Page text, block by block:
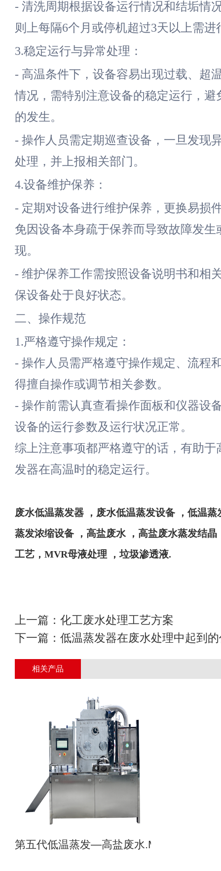
- 清洗周期根据设备运行情况和结垢情
则上每隔6个月或停机超过3天以上需进
3.稳定运行与异常处理：
- 高温条件下，设备容易出现过载、超
情况，需特别注意设备的稳定运行，避
的发生。
- 操作人员需定期巡查设备，一旦发现
处理，并上报相关部门。
4.设备维护保养：
- 定期对设备进行维护保养，更换易损
免因设备本身疏于保养而导致故障发生
现。
- 维护保养工作需按照设备说明书和相
保设备处于良好状态。
二、操作规范
1.严格遵守操作规定：
- 操作人员需严格遵守操作规定、流程
得擅自操作或调节相关参数。
- 操作前需认真查看操作面板和仪器设
设备的运行参数及运行状况正常。
综上注意事项都严格遵守的话，有助于
发器在高温时的稳定运行。
废水低温蒸发器 ，废水低温蒸发设备 ， 低温蒸
蒸发浓缩设备
，高盐废水
，高盐废水蒸发结晶
工艺， MVR母液处理 ，垃圾渗透液.
上一篇： 化工废水处理工艺方案
下一篇： 低温蒸发器在废水处理中起到
相关产品
第五代低温蒸发—高盐废水.MVR母液专业